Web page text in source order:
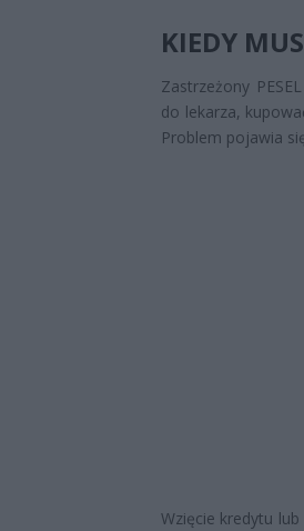
KIEDY
Zastrzeżony
do lekarza,
Problem pojawia
Wzięcie kredytu